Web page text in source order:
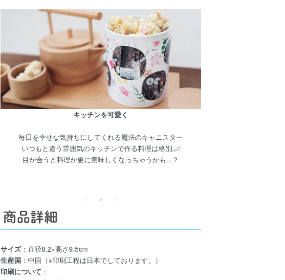
キッチンを可愛く
毎日を幸せな気持ちにしてくれる魔法のキャニスター
いつもと違う雰囲気のキッチンで作る料理は格別𓈒𓂂𓏸
目が合うと料理が更に美味しくなっちゃうかも...？
商品詳細
サイズ：直径8.2×高さ9.5cm
生産国 ：中国（※印刷工程は日本でしております。）
印刷について ：